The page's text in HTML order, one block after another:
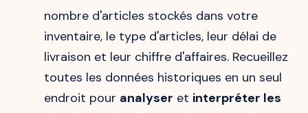
nombre d'articles stockés dans votre
inventaire, le type d'articles, leur délai de
livraison et leur chiffre d'affaires. Recueillez
toutes les données historiques en un seul
endroit pour analyser et interpréter les